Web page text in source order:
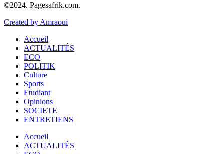
©2024. Pagesafrik.com.
Created by Amraoui
Accueil
ACTUALITÉS
ECO
POLITIK
Culture
Sports
Etudiant
Opinions
SOCIETE
ENTRETIENS
Accueil
ACTUALITÉS